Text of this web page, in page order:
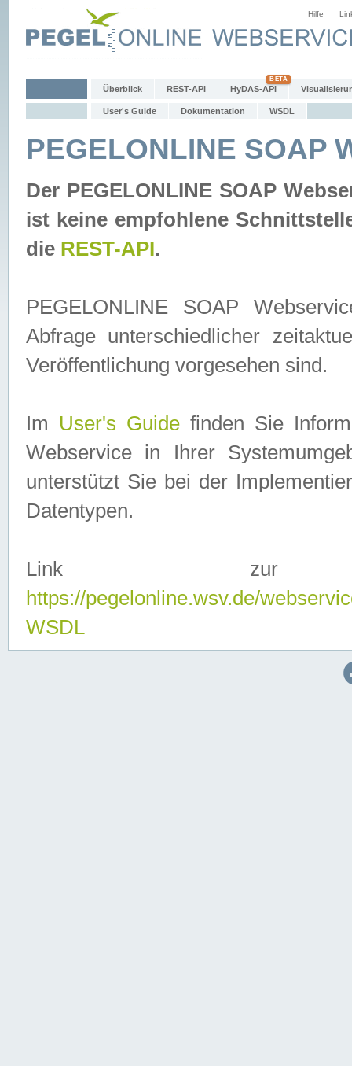
Hilfe
Überblick REST-API HyDAS-API
User's Guide Dokumentation WSDL
PEGELONLINE SOAP
Der PEGELONLINE SOAP
ist keine empfohlene
die REST-API.
PEGELONLINE SOAP
Abfrage unterschiedlicher
Veröffentlichung vorgesehen sind.
Im User's Guidefinden Sie
Webservice in Ihrer
unterstützt Sie bei der
Datentypen.
Link zur
https://pegelonline.wsv.de/
WSDL